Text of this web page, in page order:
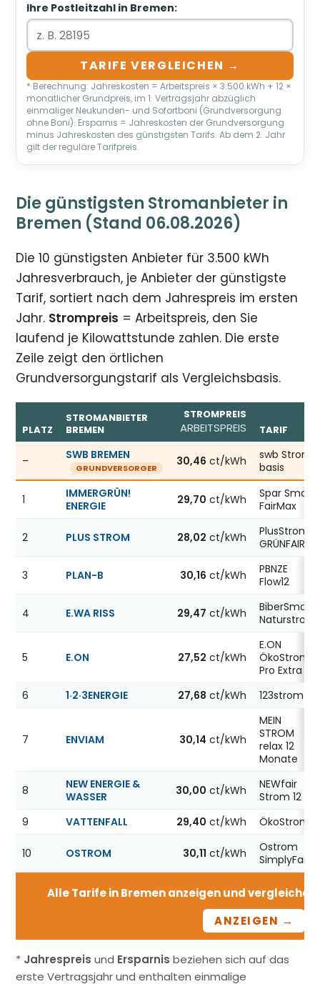
Ihre Postleitzahl in Bremen:
TARIFE VERGLEICHEN →
* Berechnung: Jahreskosten = Arbeitspreis × 3.500 kWh + 12 ×
monatlicher Grundpreis, im 1. Vertragsjahr abzüglich
einmaliger Neukunden- und Sofortboni (Grundversorgung
ohne Boni). Ersparnis = Jahreskosten der Grundversorgung
minus Jahreskosten des günstigsten Tarifs. Ab dem 2. Jahr
gilt der reguläre Tarifpreis.
Die günstigsten Stromanbieter in
Bremen (Stand 06.08.2026)
Die 10 günstigsten Anbieter für 3.500 kWh
Jahresverbrauch, je Anbieter der günstigste
Tarif, sortiert nach dem Jahrespreis im ersten
Jahr. Strompreis = Arbeitspreis, den Sie
laufend je Kilowattstunde zahlen. Die erste
Zeile zeigt den örtlichen
Grundversorgungstarif als Vergleichsbasis.
Günstigste Stromanbieter in Bremen, Stand
PLATZ
STROMANBIETER
BREMEN
STROMPREIS
ARBEITSPREIS TARIF
– SWB BREMEN
GRUNDVERSORGER
30,46 ct/kWh
swb Strom
basis
1
IMMERGRÜN!
ENERGIE
29,70 ct/kWh
Spar Smart
FairMax
2 PLUS STROM 28,02 ct/kWh
PlusStrom
GRÜNFAIR
3 PLAN-B 30,16 ct/kWh
PBNZE
Flow12
4 E.WA RISS 29,47 ct/kWh
BiberSmart
Naturstrom
5 E.ON 27,52 ct/kWh
E.ON
ÖkoStrom
Pro Extra 12
6
1·2·3ENERGIE 27,68 ct/kWh 123strom
7 ENVIAM 30,14 ct/kWh
MEIN
STROM
relax 12
Monate
8
NEW ENERGIE &
WASSER
30,00 ct/kWh
NEWfair
Strom 12
9
VATTENFALL 29,40 ct/kWh ÖkoStrom12
10 OSTROM 30,11 ct/kWh
Ostrom
SimplyFair
Alle Tarife in Bremen anzeigen und vergleichen
ANZEIGEN →
* Jahrespreis und Ersparnis beziehen sich auf das
erste Vertragsjahr und enthalten einmalige